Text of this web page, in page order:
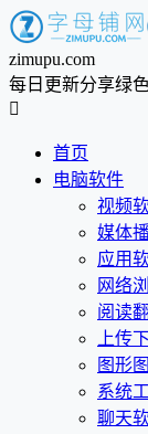
zimupu.com
每日更新分享绿

首页
电脑软件
视频
媒体
应用
网络
阅读
上传
图形
系统
聊天